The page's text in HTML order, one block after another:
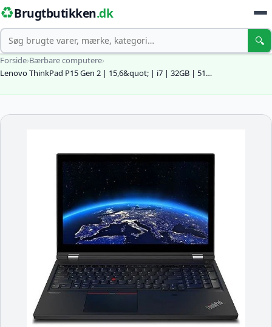
♻️Brugtbutikken.dk
Søg 🔍
Forside›Bærbare computere›
Lenovo ThinkPad P15 Gen 2 | 15,6&quot; | i7 | 32GB | 51…